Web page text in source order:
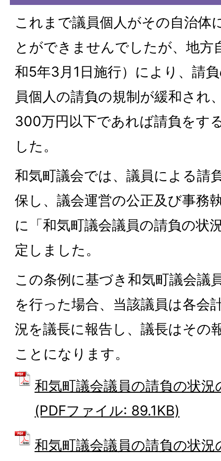
これまで議員個人がその自治体
とができませんでしたが、地方
和5年3月1日施行）により、請
員個人の請負の規制が緩和され
300万円以下であれば請負をす
した。
和気町議会では、議員による請
保し、議会運営の公正及び事務
に「和気町議会議員の請負の状
定しました。
この条例に基づき和気町議会議
を行った場合、当該議員は各会
況を議長に報告し、議長はその
ことになります。
和気町議会議員の請負の状
(PDFファイル: 89.1KB)
和気町議会議員の請負の状